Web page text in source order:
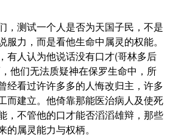
测试一个人是否为天国子民，不是
服力，而是看他生命中属灵的权能。
有人认为他说话没有口才(哥林多后
他们无法质疑神在保罗生命中，所
经看过许许多多的人悔改归主，许多
而建立。他倚靠那能医治病人及使死
，不管他的口才能否滔滔雄辩，那些
的属灵能力与权柄。